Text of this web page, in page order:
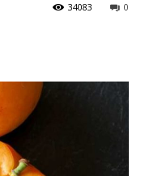
0
34083